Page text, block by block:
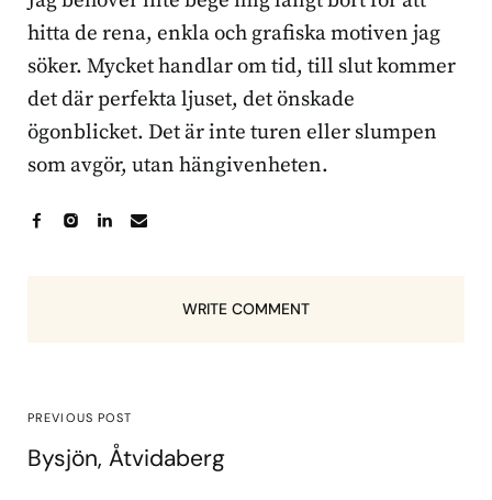
hitta de rena, enkla och grafiska motiven jag
söker. Mycket handlar om tid, till slut kommer
det där perfekta ljuset, det önskade
ögonblicket. Det är inte turen eller slumpen
som avgör, utan hängivenheten.
WRITE COMMENT
PREVIOUS POST
Bysjön, Åtvidaberg